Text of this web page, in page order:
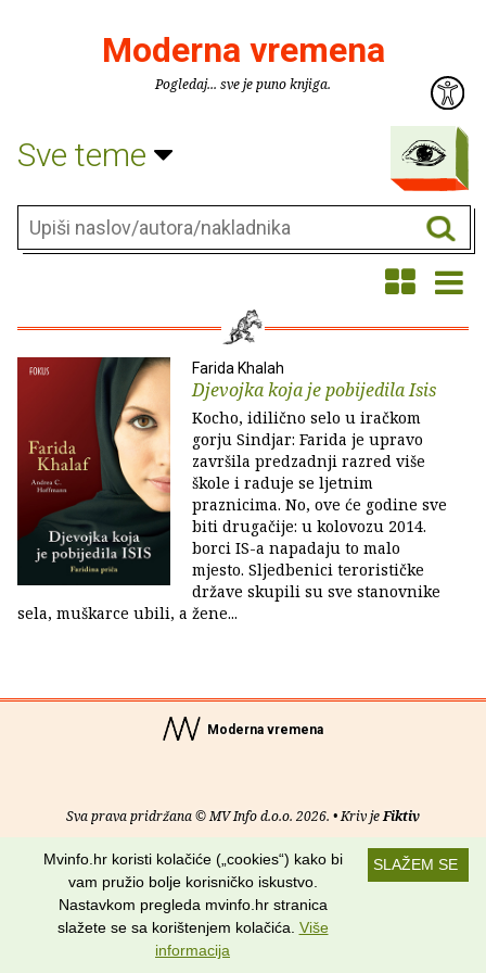
Moderna vremena
Pogledaj... sve je puno knjiga.
Sve teme
Farida Khalah
Djevojka koja je pobijedila Isis
Kocho, idilično selo u iračkom
gorju Sindjar: Farida je upravo
završila predzadnji razred više
škole i raduje se ljetnim
praznicima. No, ove će godine sve
biti drugačije: u kolovozu 2014.
borci IS-a napadaju to malo
mjesto. Sljedbenici terorističke
države skupili su sve stanovnike
sela, muškarce ubili, a žene...
Moderna vremena
Sva prava pridržana © MV Info d.o.o. 2026. • Kriv jeFiktiv
O nama• Pomoć•Uvjeti korištenja•RSS kanali
Potraži nas na:
SLAŽEM SE
Mvinfo.hr koristi kolačiće („cookies“) kako bi
vam pružio bolje korisničko iskustvo.
Nastavkom pregleda mvinfo.hr stranica
slažete se sa korištenjem kolačića. Više
informacija